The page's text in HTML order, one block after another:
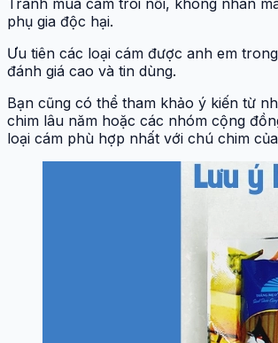
Tránh mua cám trôi nổi, không nhãn
phụ gia độc hại.
Ưu tiên các loại cám được anh em
đánh giá cao và tin dùng.
Bạn cũng có thể tham khảo ý kiến từ
chim lâu năm hoặc các nhóm cộng
loại cám phù hợp nhất với chú chim